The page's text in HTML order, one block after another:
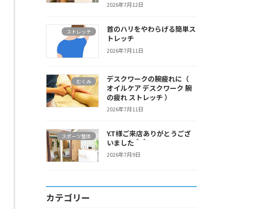
2026年7月12日
ストレッチ
首のハリをやわらげる簡単ス
トレッチ
2026年7月11日
むくみ
デスクワークの腕疲れに（
オイルケア デスクワーク 腕
の疲れ ストレッチ ）
2026年7月11日
スポーツ整体
Y.T様ご来店ありがとうござ
いました＾＾
2026年7月9日
カテゴリー